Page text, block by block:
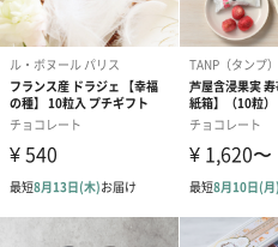
ふくろうのイラストがキュー
ブック型のパッケージにはイタリ
イナーGuido Rispoliがデザインを
もぴったりの「2羽の赤いふくろ